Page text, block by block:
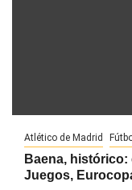
Atlético de Madrid
Baena,
Juegos,